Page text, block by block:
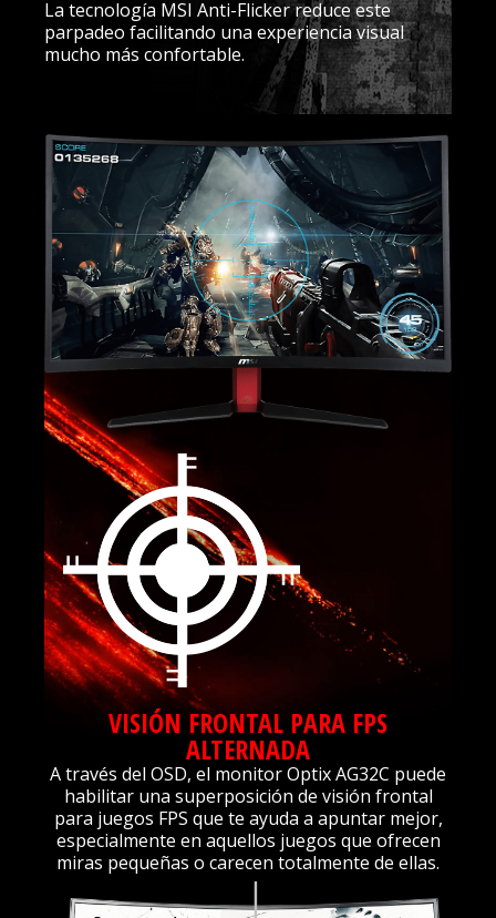
La tecnología MSI Anti-Flicker reduce este
parpadeo facilitando una experiencia visual
mucho más confortable.
VISIÓN FRONTAL PARA FPS
ALTERNADA
A través del OSD, el monitor Optix AG32C puede
habilitar una superposición de visión frontal
para juegos FPS que te ayuda a apuntar mejor,
especialmente en aquellos juegos que ofrecen
miras pequeñas o carecen totalmente de ellas.